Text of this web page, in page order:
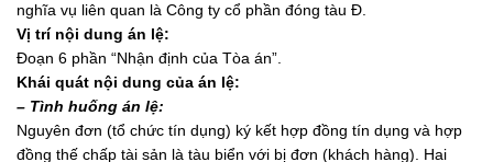
nghĩa vụ liên quan là Công ty cổ phần đóng tàu Đ.
Vị trí nội dung án lệ:
Đoạn 6 phần “Nhận định của Tòa án”.
Khái quát nội dung của án lệ:
– Tình huống án lệ:
Nguyên đơn (tổ chức tín dụng) ký kết hợp đồng tín dụng và hợp
đồng thế chấp tài sản là tàu biển với bị đơn (khách hàng). Hai